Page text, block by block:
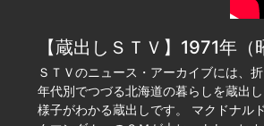
【蔵出しＳＴＶ】1971年
ＳＴＶのニュース・アーカイブには、
年代別でつづる北海道の暮らしを蔵出
様子がわかる蔵出しです。 マクドナル